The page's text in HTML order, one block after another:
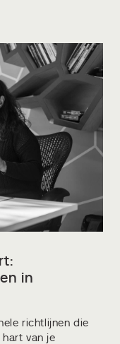
in
richtlijnen die
van je